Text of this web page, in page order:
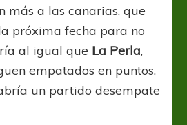
más a las canarias, que
próxima fecha para no
al igual que La Perla,
empatados en puntos,
un partido desempate